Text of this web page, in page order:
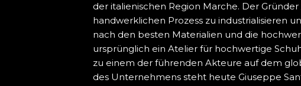
der italienischen Region Marche. Der
handwerklichen Prozess zu industrialisieren
nach den besten Materialien und die
ursprünglich ein Atelier für hochwertige
zu einem der führenden Akteure auf dem
des Unternehmens steht heute Giuseppe